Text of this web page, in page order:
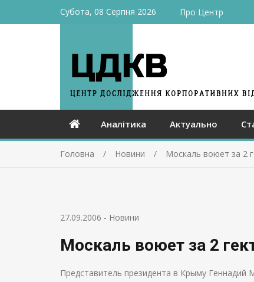
Субота, 08 Серпня 2026 Про Центр
Аналітика Актуально
Головна Новини Москаль воюет за 2
27.09.2006 - Новини
Москаль воюет за 2
Представитель президента в Крыму Геннадий